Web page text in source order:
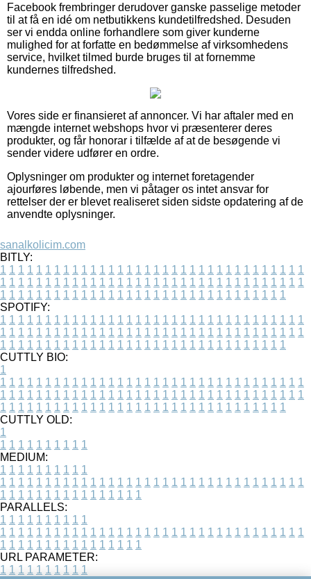
Facebook frembringer derudover ganske passelige metoder
til at få en idé om netbutikkens kundetilfredshed. Desuden
ser vi endda online forhandlere som giver kunderne
mulighed for at forfatte en bedømmelse af virksomhedens
service, hvilket tilmed burde bruges til at fornemme
kundernes tilfredshed.
Vores side er finansieret af annoncer. Vi har aftaler med en
mængde internet webshops hvor vi præsenterer deres
produkter, og får honorar i tilfælde af at de besøgende vi
sender videre udfører en ordre.
Oplysninger om produkter og internet foretagender
ajourføres løbende, men vi påtager os intet ansvar for
rettelser der er blevet realiseret siden sidste opdatering af de
anvendte oplysninger.
sanalkolicim.com
BITLY:
1 1 1 1 1 1 1 1 1 1 1 1 1 1 1 1 1 1 1 1 1 1 1 1 1 1 1 1 1 1 1 1 1 1
1 1 1 1 1 1 1 1 1 1 1 1 1 1 1 1 1 1 1 1 1 1 1 1 1 1 1 1 1 1 1 1 1 1
1 1 1 1 1 1 1 1 1 1 1 1 1 1 1 1 1 1 1 1 1 1 1 1 1 1 1 1 1 1 1 1
SPOTIFY:
1 1 1 1 1 1 1 1 1 1 1 1 1 1 1 1 1 1 1 1 1 1 1 1 1 1 1 1 1 1 1 1 1 1
1 1 1 1 1 1 1 1 1 1 1 1 1 1 1 1 1 1 1 1 1 1 1 1 1 1 1 1 1 1 1 1 1 1
1 1 1 1 1 1 1 1 1 1 1 1 1 1 1 1 1 1 1 1 1 1 1 1 1 1 1 1 1 1 1 1
CUTTLY BIO:
1
1 1 1 1 1 1 1 1 1 1 1 1 1 1 1 1 1 1 1 1 1 1 1 1 1 1 1 1 1 1 1 1 1 1
1 1 1 1 1 1 1 1 1 1 1 1 1 1 1 1 1 1 1 1 1 1 1 1 1 1 1 1 1 1 1 1 1 1
1 1 1 1 1 1 1 1 1 1 1 1 1 1 1 1 1 1 1 1 1 1 1 1 1 1 1 1 1 1 1 1
CUTTLY OLD:
1
1 1 1 1 1 1 1 1 1 1
MEDIUM:
1 1 1 1 1 1 1 1 1 1
1 1 1 1 1 1 1 1 1 1 1 1 1 1 1 1 1 1 1 1 1 1 1 1 1 1 1 1 1 1 1 1 1 1
1 1 1 1 1 1 1 1 1 1 1 1 1 1 1 1
PARALLELS:
1 1 1 1 1 1 1 1 1 1
1 1 1 1 1 1 1 1 1 1 1 1 1 1 1 1 1 1 1 1 1 1 1 1 1 1 1 1 1 1 1 1 1 1
1 1 1 1 1 1 1 1 1 1 1 1 1 1 1 1
URL PARAMETER:
1 1 1 1 1 1 1 1 1 1